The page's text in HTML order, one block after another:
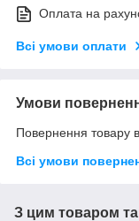
Оплата на
Всі умови оплати
Умови
Повернення товару
Всі умови
З цим товаром